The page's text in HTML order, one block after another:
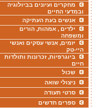
מחקרים ועיונים בביולוגיה
ובמדעי החיים
אנשים בעת העתיקה
ילדים , אמהות, הורים
ומשפחה
יזמים, אנשי עסקים ואנשי
היי-טק
ביוגרפיות, זכרונות ותולדות
חיים
שכול
ניצולי שואה
סרטי תעודה
ספרים חדשים